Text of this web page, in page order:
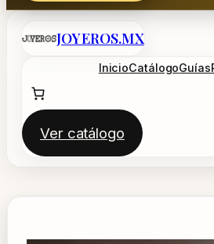
Saltar
JOYEROS.MX
InicioCatálogoGuías
Ver catálogo